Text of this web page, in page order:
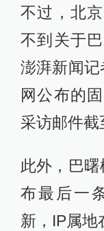
不过，北
不到关于
澎湃新闻
网公布的
采访邮件截
此外，巴
布最后一
新，IP属地